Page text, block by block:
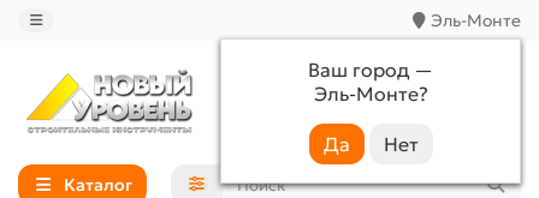
Эль-Монте
Ваш город —
Эль-Монте?
+7 (988) 233-44-52
Каталог